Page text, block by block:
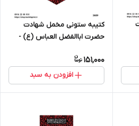
کتیبه ستونی مخمل شهادت
حضرت اباالفضل العباس (ع) -
151,000
افزودن به سبد